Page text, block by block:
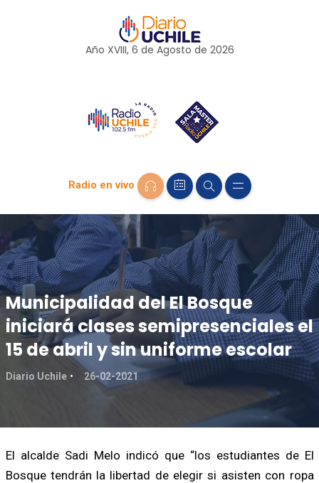
Año XVIII, 6 de Agosto de 2026
Radio en vivo
Municipalidad del El Bosque
iniciará clases semipresenciales el
15 de abril y sin uniforme escolar
Diario Uchile 26-02-2021
El alcalde Sadi Melo indicó que “los estudiantes de El
Bosque tendrán la libertad de elegir si asisten con ropa